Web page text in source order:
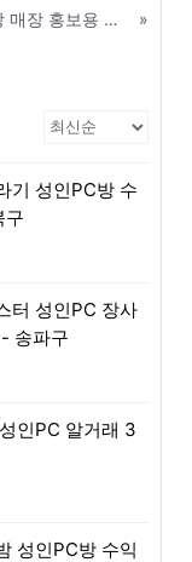
텔레그램ID:KPU77 성피넘버원 성인PC방 매장 홍보용 전단지 및 명함 제작 가이드 - 홍성
»
기 성인PC방 수
구
터 성인PC 장사
송파구
인PC 알거래 3
성인PC방 수익